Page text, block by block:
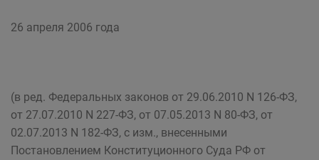
26 апреля 2006 года
(в ред. Федеральных законов от 29.06.2010 N 126-ФЗ,
от 27.07.2010 N 227-ФЗ, от 07.05.2013 N 80-ФЗ, от
02.07.2013 N 182-ФЗ, с изм., внесенными
Постановлением Конституционного Суда РФ от